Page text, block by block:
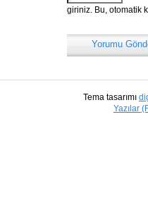
giriniz. Bu, otomatik
Yorumu
Tema tasarımı
Yazılar